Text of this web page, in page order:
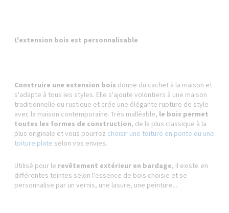
L'extension bois est personnalisable
Construire une extension bois donne du cachet à la maison et
s'adapte à tous les styles. Elle s'ajoute volontiers à une maison
traditionnelle ou rustique et crée une élégante rupture de style
avec la maison contemporaine. Très malléable, le bois permet
toutes les formes de construction, de la plus classique à la
plus originale et vous pourrez choisir une toiture en pente ou une
toiture plate selon vos envies.
Utilisé pour le revêtement extérieur en bardage, il existe en
différentes teintes selon l'essence de bois choisie et se
personnalise par un vernis, une lasure, une peinture...